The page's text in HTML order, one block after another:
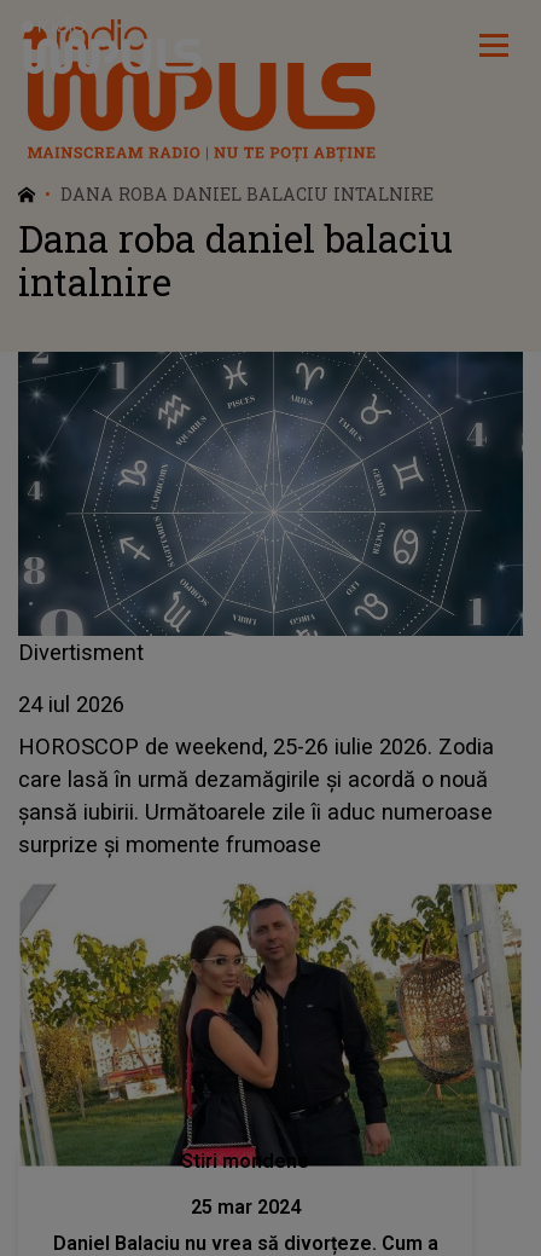
Radio Impuls
DANA ROBA DANIEL BALACIU INTALNIRE
Dana roba daniel balaciu
intalnire
Divertisment
24 iul 2026
HOROSCOP de weekend, 25-26 iulie 2026. Zodia
care lasă în urmă dezamăgirile și acordă o nouă
șansă iubirii. Următoarele zile îi aduc numeroase
surprize și momente frumoase
Stiri mondene
25 mar 2024
Daniel Balaciu nu vrea să divorțeze. Cum a